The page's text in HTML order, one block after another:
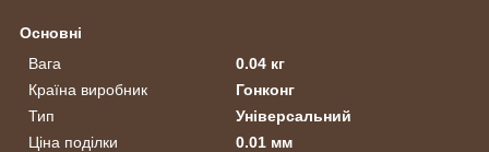
Основні
Вага
0.04 кг
Країна виробник
Гонконг
Тип
Універсальний
Ціна поділки
0.01 мм